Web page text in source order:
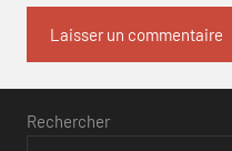
Rechercher